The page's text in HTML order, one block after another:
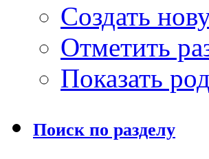
Создать
Отметить
Показать
Поиск по разделу